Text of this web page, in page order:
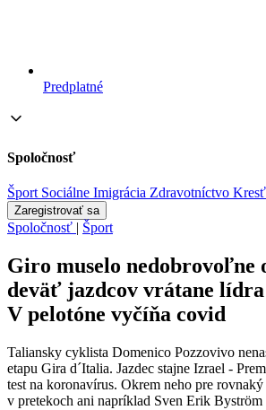
Predplatné
Spoločnosť
Šport Sociálne Imigrácia Zdravotníctvo
Zaregistrovať sa
Spoločnosť | Šport
Giro muselo nedobrovoľne
deväť jazdcov vrátane lídra
V pelotóne vyčíňa covid
Taliansky cyklista Domenico Pozzovivo
etapu Gira d´Italia. Jazdec stajne Izrael -
test na koronavírus. Okrem neho pre
v pretekoch ani napríklad Sven Erik Byström